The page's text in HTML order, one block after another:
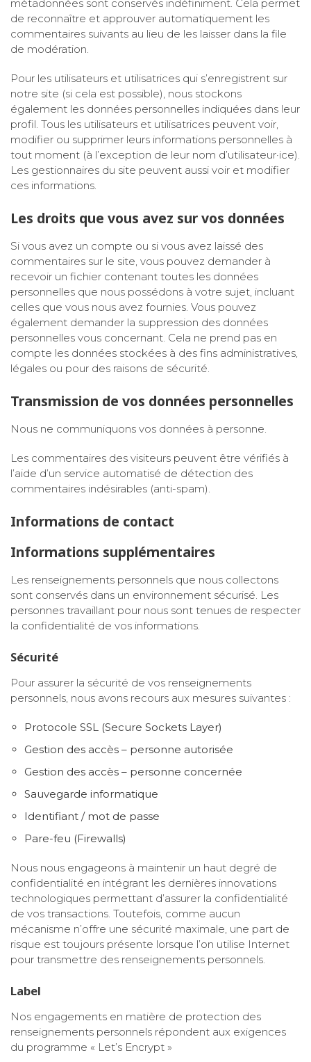
métadonnées sont conservés indéfiniment. Cela permet
de reconnaître et approuver automatiquement les
commentaires suivants au lieu de les laisser dans la file
de modération.
Pour les utilisateurs et utilisatrices qui s’enregistrent sur
notre site (si cela est possible), nous stockons
également les données personnelles indiquées dans leur
profil. Tous les utilisateurs et utilisatrices peuvent voir,
modifier ou supprimer leurs informations personnelles à
tout moment (à l’exception de leur nom d’utilisateur·ice).
Les gestionnaires du site peuvent aussi voir et modifier
ces informations.
Les droits que vous avez sur vos données
Si vous avez un compte ou si vous avez laissé des
commentaires sur le site, vous pouvez demander à
recevoir un fichier contenant toutes les données
personnelles que nous possédons à votre sujet, incluant
celles que vous nous avez fournies. Vous pouvez
également demander la suppression des données
personnelles vous concernant. Cela ne prend pas en
compte les données stockées à des fins administratives,
légales ou pour des raisons de sécurité.
Transmission de vos données personnelles
Nous ne communiquons vos données à personne.
Les commentaires des visiteurs peuvent être vérifiés à
l’aide d’un service automatisé de détection des
commentaires indésirables (anti-spam).
Informations de contact
Informations supplémentaires
Les renseignements personnels que nous collectons
sont conservés dans un environnement sécurisé. Les
personnes travaillant pour nous sont tenues de respecter
la confidentialité de vos informations.
Sécurité
Pour assurer la sécurité de vos renseignements
personnels, nous avons recours aux mesures suivantes :
Protocole SSL (Secure Sockets Layer)
Gestion des accès – personne autorisée
Gestion des accès – personne concernée
Sauvegarde informatique
Identifiant / mot de passe
Pare-feu (Firewalls)
Nous nous engageons à maintenir un haut degré de
confidentialité en intégrant les dernières innovations
technologiques permettant d’assurer la confidentialité
de vos transactions. Toutefois, comme aucun
mécanisme n’offre une sécurité maximale, une part de
risque est toujours présente lorsque l’on utilise Internet
pour transmettre des renseignements personnels.
Label
Nos engagements en matière de protection des
renseignements personnels répondent aux exigences
du programme « Let’s Encrypt »